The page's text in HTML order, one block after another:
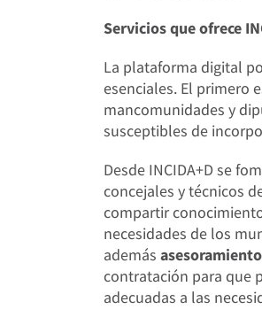
Servicios que ofrece
La plataforma digital
esenciales. El primero
mancomunidades y
susceptibles de
Desde INCIDA+D se
concejales y técnicos
compartir
necesidades de los
además asesoramiento
contratación para que
adecuadas a las